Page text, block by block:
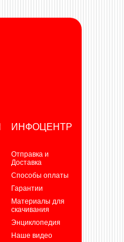
ИНФОЦЕНТР
Отправка и
Доставка
Способы оплаты
Гарантии
Материалы для
скачивания
Энциклопедия
Наше видео